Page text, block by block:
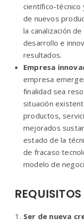
científico-técnico
de nuevos
la canalización
desarrollo e
resultados.
Empresa
empresa
finalidad sea
situación
productos,
mejorados
estado de la
de fracaso
modelo de
Ser de nueva